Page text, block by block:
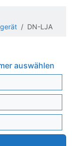
DN-LJA
auswählen